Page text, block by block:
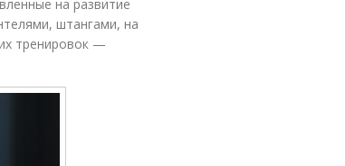
на развитие
штангами, на
тренировок —